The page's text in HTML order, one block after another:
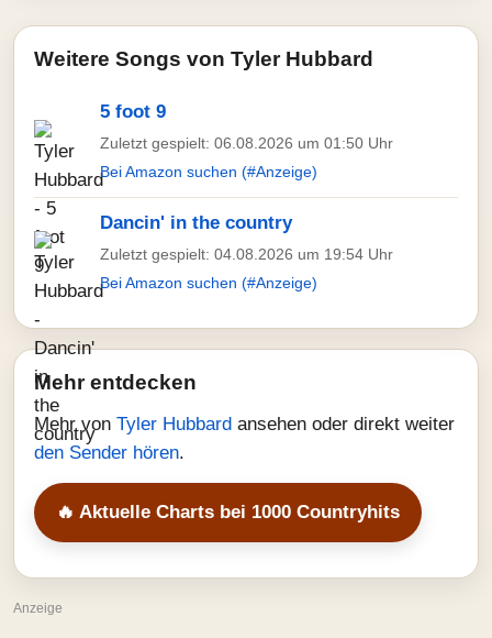
Weitere Songs von Tyler Hubbard
5 foot 9
Zuletzt gespielt: 06.08.2026 um 01:50 Uhr
Bei Amazon suchen (#Anzeige)
Dancin' in the country
Zuletzt gespielt: 04.08.2026 um 19:54 Uhr
Bei Amazon suchen (#Anzeige)
Mehr entdecken
Mehr von Tyler Hubbard ansehen oder direkt weiter
den Sender hören.
🔥 Aktuelle Charts bei 1000 Countryhits
Anzeige